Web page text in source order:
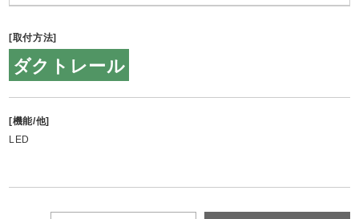
[取付方法]
ダクトレール
[機能/他]
LED